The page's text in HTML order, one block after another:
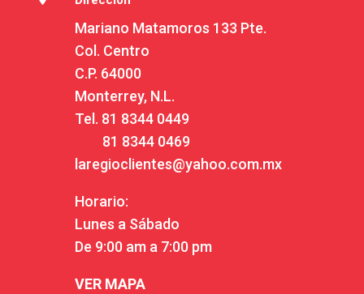
Mariano Matamoros 133 Pte.
Col. Centro
C.P. 64000
Monterrey, N.L.
Tel. 81 8344 0449
81 8344 0469
laregioclientes@yahoo.com.mx
Horario:
Lunes a Sábado
De 9:00 am a 7:00 pm
VER MAPA